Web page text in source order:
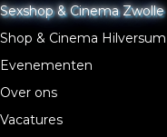
Sexshop & Cinema Zwolle
Shop & Cinema Hilversum
Evenementen
Over ons
Vacatures